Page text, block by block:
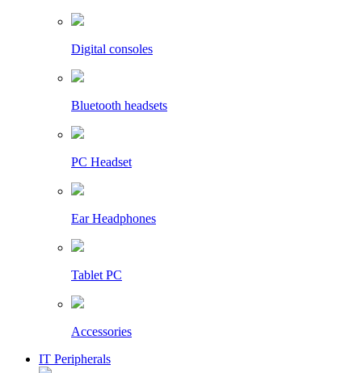
Digital consoles
Bluetooth headsets
PC Headset
Ear Headphones
Tablet PC
Accessories
IT Peripherals